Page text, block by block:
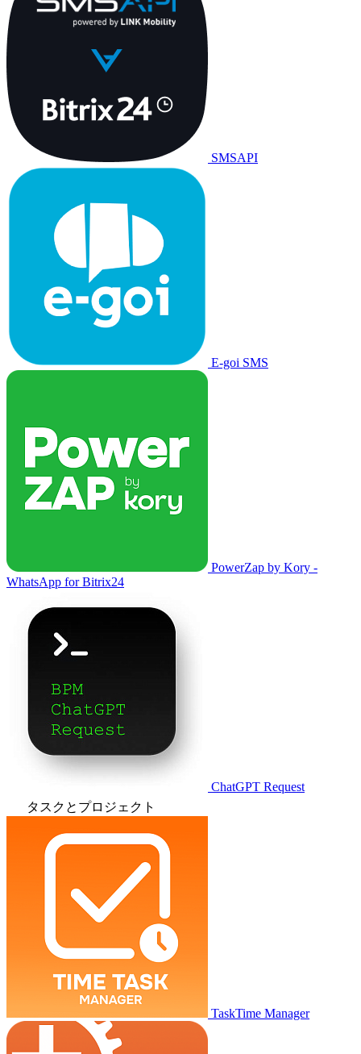
SMSAPI
E-goi SMS
PowerZap by Kory -
WhatsApp for Bitrix24
ChatGPT Request
タスクとプロジェクト
TaskTime Manager